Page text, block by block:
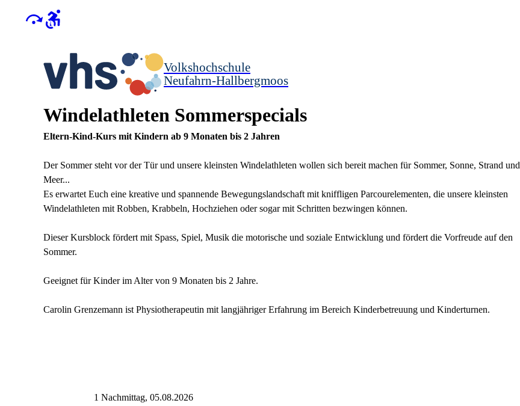
Volkshochschule
Neufahrn-Hallbergmoos
Windelathleten Sommerspecials
Eltern-Kind-Kurs mit Kindern ab 9 Monaten bis 2 Jahren
Der Sommer steht vor der Tür und unsere kleinsten Windelathleten wollen sich bereit machen für Sommer, Sonne, Strand und
Meer...
Es erwartet Euch eine kreative und spannende Bewegungslandschaft mit kniffligen Parcourelementen, die unsere kleinsten
Windelathleten mit Robben, Krabbeln, Hochziehen oder sogar mit Schritten bezwingen können.
Dieser Kursblock fördert mit Spass, Spiel, Musik die motorische und soziale Entwicklung und fördert die Vorfreude auf den
Sommer.
Geeignet für Kinder im Alter von 9 Monaten bis 2 Jahre.
Carolin Grenzemann ist Physiotherapeutin mit langjähriger Erfahrung im Bereich Kinderbetreuung und Kinderturnen.
1 Nachmittag, 05.08.2026